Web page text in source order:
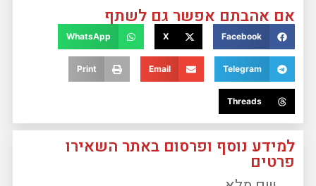
אם אהבתם אפשר גם לשתף
Facebook
X
WhatsApp
Telegram
Email
Print
Threads
למידע נוסף ופרסום באתר השאירו
פרטים